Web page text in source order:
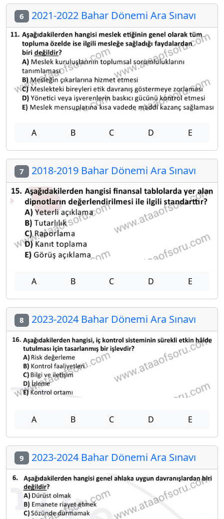
6 2021-2022 Bahar Dönemi Ara Sınavı
A B C D E
7 2018-2019 Bahar Dönemi Ara Sınavı
A B C D E
8 2023-2024 Bahar Dönemi Ara Sınavı
A B C D E
9 2023-2024 Bahar Dönemi Ara Sınavı